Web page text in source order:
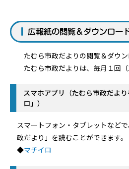
広報紙の閲覧＆ダウンロー
たむら市政だよりの閲覧＆ダウン
たむら市政だよりは、毎月１回（
スマホアプリ（たむら市政だよ
ロ」）
スマートフォン・タブレットなど
政だより」を読むことができます。
◆マチイロ